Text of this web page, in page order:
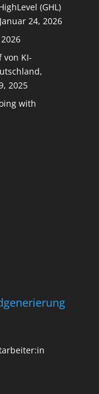
(GHL)
Januar 24, 2026
von KI-
2025
with